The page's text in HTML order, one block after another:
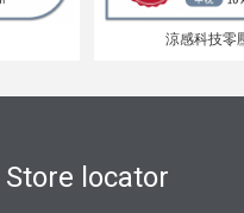
涼感科技零
Store locator